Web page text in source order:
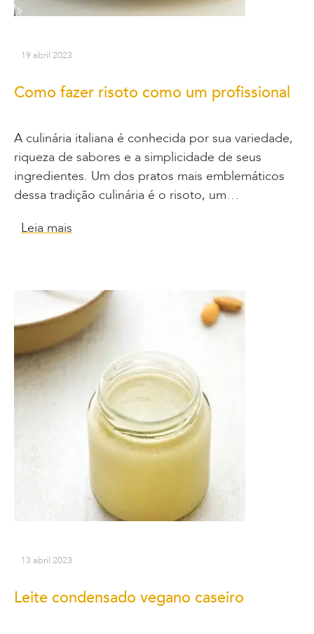
19 abril 2023
Como fazer risoto como um profissional
A culinária italiana é conhecida por sua variedade,
riqueza de sabores e a simplicidade de seus
ingredientes. Um dos pratos mais emblemáticos
dessa tradição culinária é o risoto, um…
Leia mais
13 abril 2023
Leite condensado vegano caseiro